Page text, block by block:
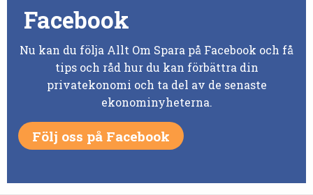
Facebook
Nu kan du följa Allt Om Spara på Facebook och få
tips och råd hur du kan förbättra din
privatekonomi och ta del av de senaste
ekonominyheterna.
Följ oss på Facebook